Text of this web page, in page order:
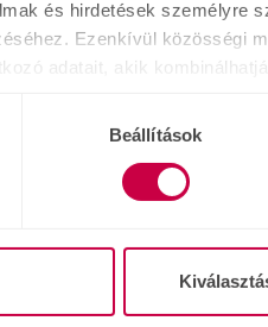
és hirdetések személyre
Ezenkívül közösségi
adatait, akik
Beállítások
akár több hétig, esetleg
Melynek következtében
A fülbe vizet, sprayt ne
és kellemetlen
feltétlenül kérje ki fül-orr-